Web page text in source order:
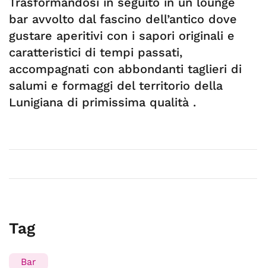
bar avvolto dal fascino dell’antico dove
gustare aperitivi con i sapori originali e
caratteristici di tempi passati,
accompagnati con abbondanti taglieri di
salumi e formaggi del territorio della
Lunigiana di primissima qualità .
Tag
Bar